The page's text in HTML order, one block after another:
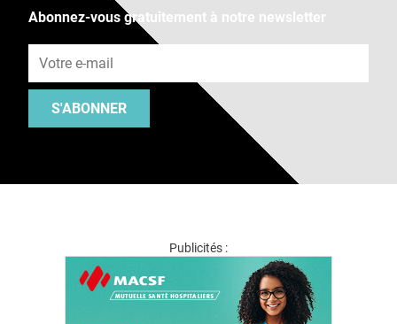
Abonnez-vous gratuitement à notre newsletter
S'ABONNER
Publicités :